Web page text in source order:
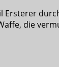
die